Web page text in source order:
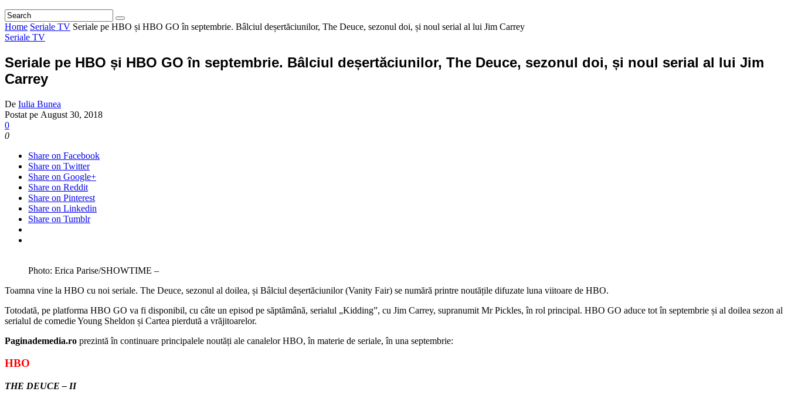
Home Seriale TV Seriale pe HBO și HBO GO în septembrie. Bâlciul deșertăciunilor, The Deuce, sezonul doi, și noul serial al lui Jim Carrey
Seriale TV
Seriale pe HBO și HBO GO în septembrie. Bâlciul deșertăciunilor, The Deuce, sezonul doi, și noul serial al lui Jim
Carrey
De Iulia Bunea
Postat pe August 30, 2018
0
0
Share on Facebook
Share on Twitter
Share on Google+
Share on Reddit
Share on Pinterest
Share on Linkedin
Share on Tumblr
Photo: Erica Parise/SHOWTIME –
Toamna vine la HBO cu noi seriale. The Deuce, sezonul al doilea, și Bâlciul deșertăciunilor (Vanity Fair) se numără printre noutățile difuzate luna viitoare de HBO.
Totodată, pe platforma HBO GO va fi disponibil, cu câte un episod pe săptămână, serialul „Kidding”, cu Jim Carrey, supranumit Mr Pickles, în rol principal. HBO GO aduce tot în septembrie și al doilea sezon al
serialul de comedie Young Sheldon și Cartea pierdută a vrăjitoarelor.
Paginademedia.ro prezintă în continuare principalele noutăți ale canalelor HBO, în materie de seriale, în una septembrie:
HBO
THE DEUCE – II